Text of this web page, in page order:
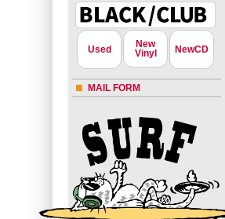
Used
New
Vinyl
NewCD
MAIL FORM